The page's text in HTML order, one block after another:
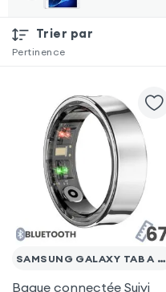
Trier par
Pertinence
SAMSUNG GALAXY TAB A 7" (2016)
Bague connectée Suivi